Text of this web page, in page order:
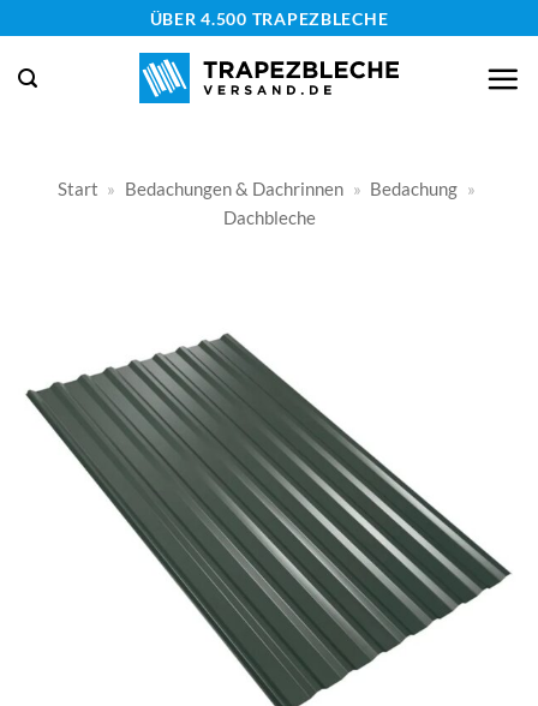
springen
ÜBER 4.500 TRAPEZBLECHE
Start » Bedachungen & Dachrinnen » Bedachung »
Dachbleche